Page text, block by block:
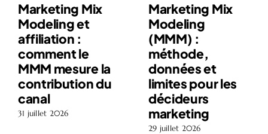
Marketing Mix
Modeling et
affiliation :
comment le
MMM mesure la
contribution du
canal
31 juillet 2026
Marketing Mix
Modeling
(MMM) :
méthode,
données et
limites pour les
décideurs
marketing
29 juillet 2026